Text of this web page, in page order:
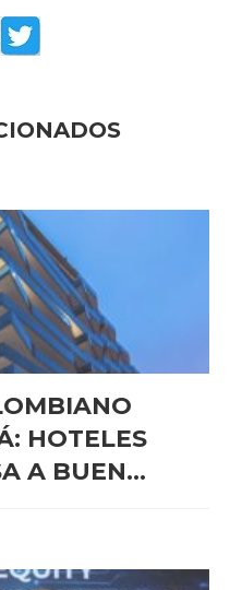
HOTELES
A BUEN...